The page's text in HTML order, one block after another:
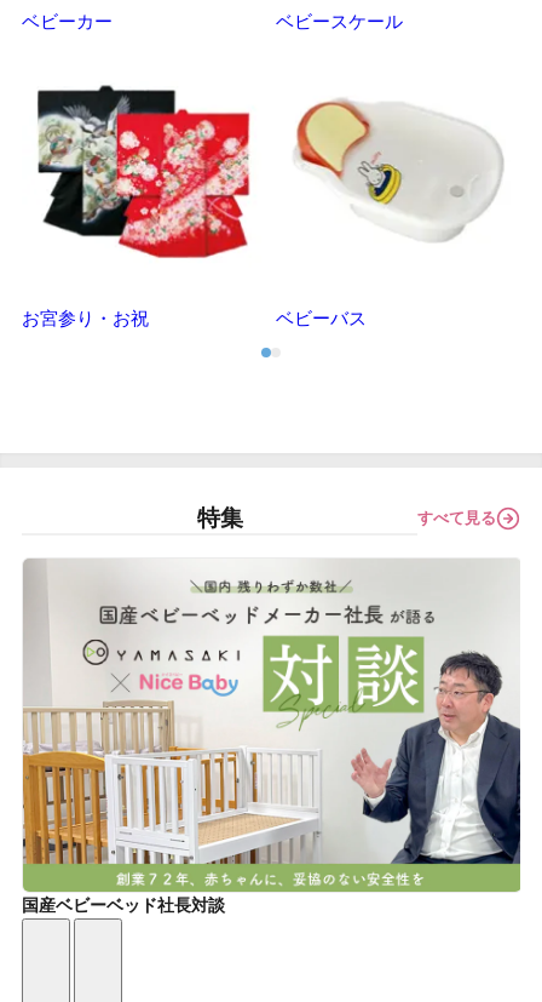
ベビーカー ベビースケール
お宮参り・お祝 ベビーバス
特集 すべて見る
国産ベビーベッド社長対談